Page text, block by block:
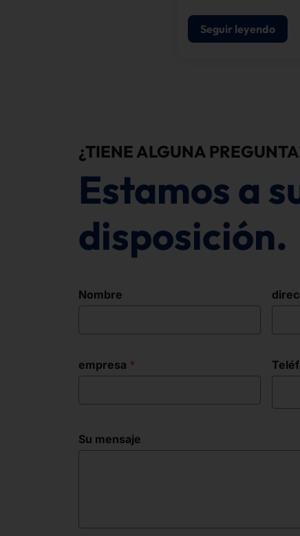
Seguir leyendo
¿TIENE ALGUNA
Estamos a
disposición.
Nombre
empresa
Su mensaje